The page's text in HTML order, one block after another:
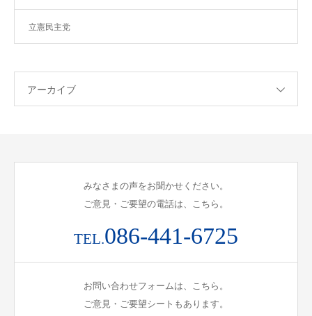
立憲民主党
アーカイブ
みなさまの声をお聞かせください。
ご意見・ご要望の電話は、こちら。
TEL.086-441-6725
お問い合わせフォームは、こちら。
ご意見・ご要望シートもあります。